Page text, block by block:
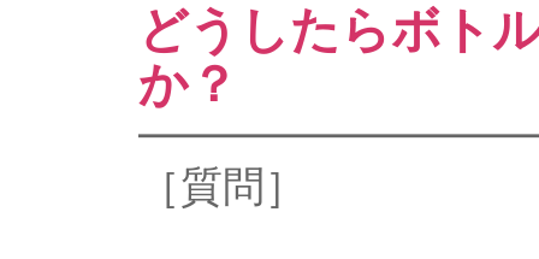
どうしたらボト
か？
［質問］